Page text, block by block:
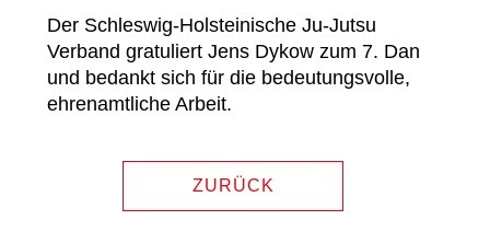
Der Schleswig-Holsteinische Ju-Jutsu
Verband gratuliert Jens Dykow zum 7. Dan
und bedankt sich für die bedeutungsvolle,
ehrenamtliche Arbeit.
ZURÜCK